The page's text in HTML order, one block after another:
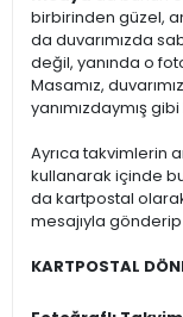
birbirinden güzel,
da duvarımızda
değil, yanında o
Masamız,
yanımızdaymış
Ayrıca takvimlerin
kullanarak içinde
da kartpostal
mesajıyla
KARTPOSTAL